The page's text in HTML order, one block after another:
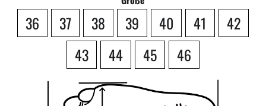
36 37 38 39 40 41
42
43
44 45 46